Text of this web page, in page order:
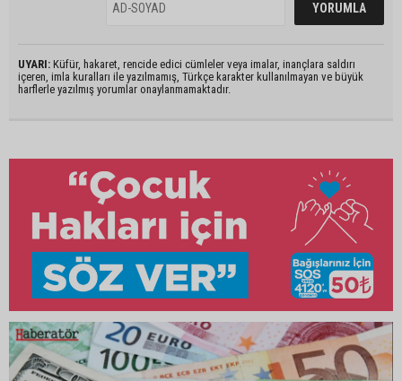
UYARI: Küfür, hakaret, rencide edici cümleler veya imalar, inançlara saldırı
içeren, imla kuralları ile yazılmamış, Türkçe karakter kullanılmayan ve büyük
harflerle yazılmış yorumlar onaylanmamaktadır.